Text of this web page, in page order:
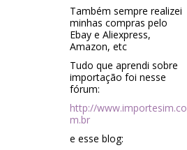
Também sempre realizei
minhas compras pelo
Ebay e Aliexpress,
Amazon, etc
Tudo que aprendi sobre
importação foi nesse
fórum:
http://www.importesim.co
m.br
e esse blog: